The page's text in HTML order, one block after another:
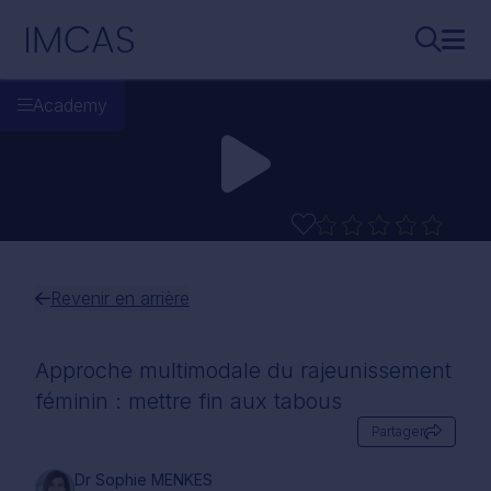
IMCAS
Academy
Revenir en arrière
Approche multimodale du rajeunissement
féminin : mettre fin aux tabous
Partager
Dr Sophie MENKES